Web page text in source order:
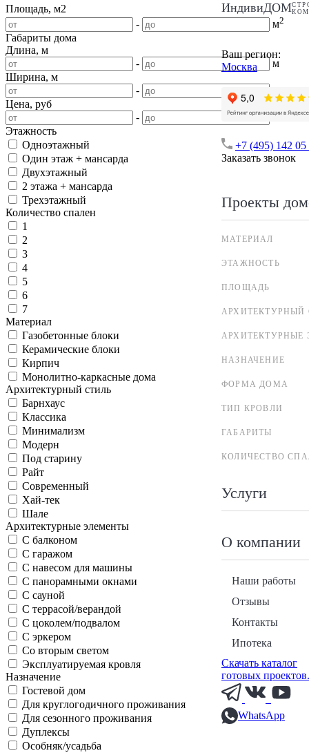
ИндивиДОМ
Ваш регион:
Москва
+7 (495) 142 05
Заказать звонок
Проекты
МАТЕРИАЛ
ЭТАЖНОСТЬ
ПЛОЩАДЬ
АРХИТЕКТУРНЫЙ
АРХИТЕКТУРНЫЕ
НАЗНАЧЕНИЕ
ФОРМА ДОМА
ТИП КРОВЛИ
ГАБАРИТЫ
КОЛИЧЕСТВО
Услуги
О компании
Наши работы
Отзывы
Контакты
Ипотека
Скачать каталог
готовых
WhatsApp
Площадь, м2
-
м2
Габариты дома
Длина, м
-
м
Ширина, м
-
Цена, руб
-
Этажность
Одноэтажный
Один этаж + мансарда
Двухэтажный
2 этажа + мансарда
Трехэтажный
Количество спален
1
2
3
4
5
6
7
Материал
Газобетонные блоки
Керамические блоки
Кирпич
Монолитно-каркасные дома
Архитектурный стиль
Барнхаус
Классика
Минимализм
Модерн
Под старину
Райт
Современный
Хай-тек
Шале
Архитектурные элементы
С балконом
С гаражом
С навесом для машины
С панорамными окнами
С сауной
С террасой/верандой
С цоколем/подвалом
С эркером
Со вторым светом
Эксплуатируемая кровля
Назначение
Гостевой дом
Для круглогодичного проживания
Для сезонного проживания
Дуплексы
Особняк/усадьба